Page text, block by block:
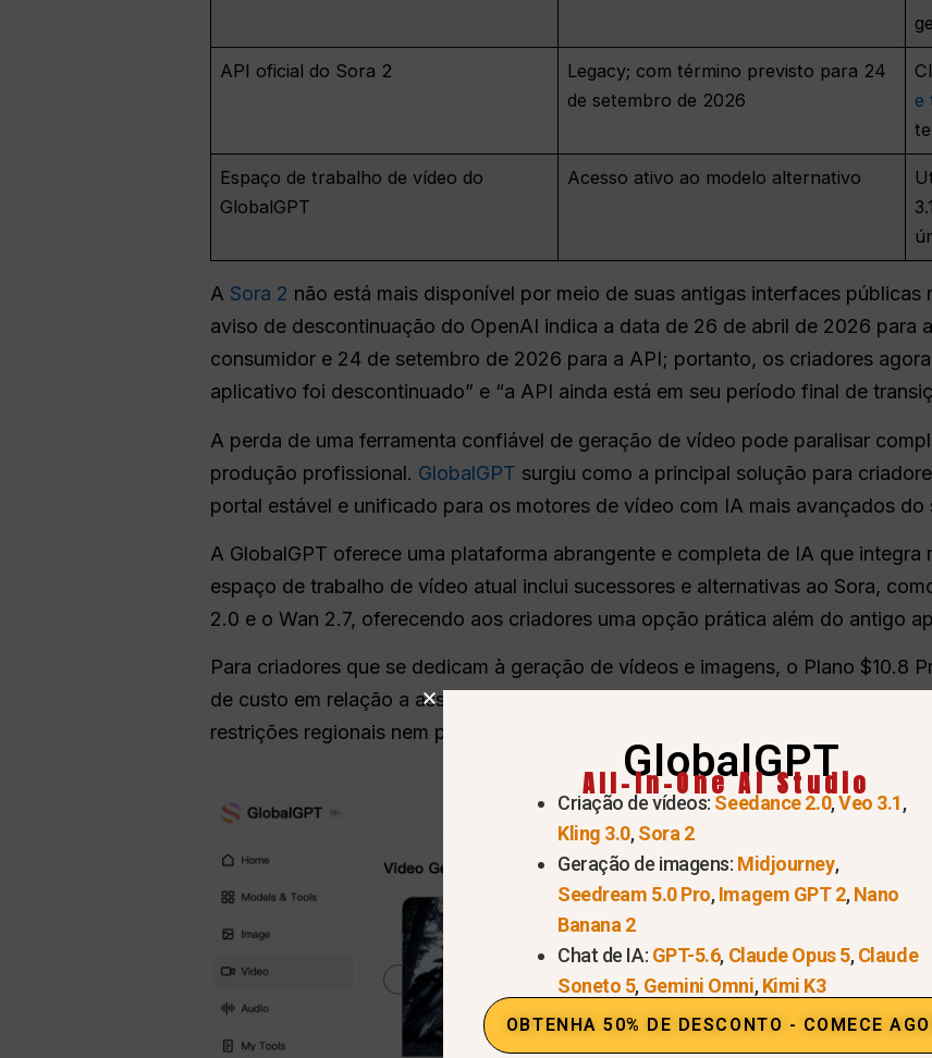
API oficial do Sora 2
Legacy; com término previsto para 24
de setembro de 2026
e
Espaço de trabalho de vídeo do
GlobalGPT
Acesso ativo ao modelo alternativo
A Sora 2 não está mais disponível por meio de suas antigas interfaces
aviso de descontinuação do OpenAI indica a data de 26 de abril de 2026 para
consumidor e 24 de setembro de 2026 para a API; portanto, os criadores
aplicativo foi descontinuado” e “a API ainda está em seu período final de
A perda de uma ferramenta confiável de geração de vídeo pode paralisar
produção profissional. GlobalGPT surgiu como a principal solução para
portal estável e unificado para os motores de vídeo com IA mais avançados do
A GlobalGPT oferece uma plataforma abrangente e completa de IA que integra
espaço de trabalho de vídeo atual inclui sucessores e alternativas ao Sora,
2.0 e o Wan 2.7, oferecendo aos criadores uma opção prática além do antigo
Para criadores que se dedicam à geração de vídeos e imagens, o Plano $10.8
de custo em relação a assinaturas separadas, ao mesmo tempo em que
restrições regionais nem pesadas
GlobalGPT
All-In-One AI Studio
Criação de vídeos: Seedance 2.0,Veo 3.1,
Kling 3.0,Sora 2
Geração de imagens: Midjourney,
Seedream 5.0 Pro,Imagem GPT 2,Nano
Banana 2
Chat de IA: GPT-5.6, Claude Opus 5,Claude
Soneto 5, Gemini Omni,Kimi K3
OBTENHA 50% DE DESCONTO - COMECE